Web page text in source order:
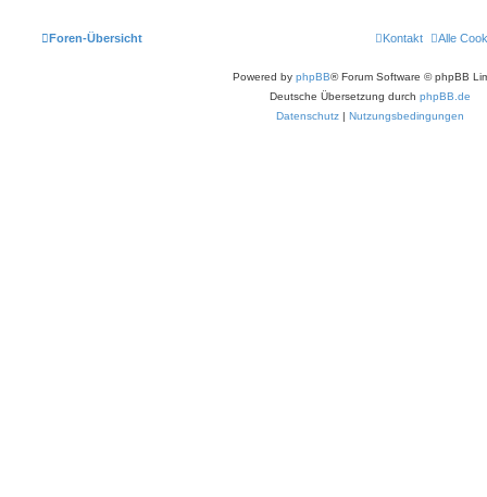
Foren-Übersicht Alle
Kontakt
Powered by phpBB® Forum Software © phpBB
Deutsche Übersetzung durch phpBB.de
Datenschutz | Nutzungsbedingungen